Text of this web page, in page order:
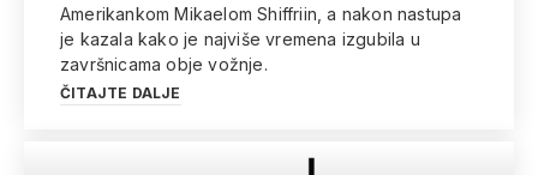
Amerikankom Mikaelom Shiffriin, a nakon nastupa
je kazala kako je najviše vremena izgubila u
završnicama obje vožnje.
ČITAJTE DALJE